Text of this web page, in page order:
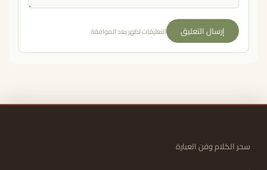
إرسال التعليق التعليقات تظهر بعد الموافقة
سحر الكلام وفن العبارة